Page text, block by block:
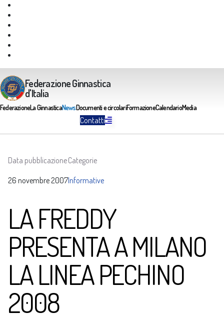
Federazione Ginnastica
d'Italia
FederazioneLa GinnasticaNewsDocumenti e circolariFormazioneCalendarioMedia
Contatti
Data pubblicazione
26 novembre 2007
Categorie
Informative
LA FREDDY
PRESENTA A MILANO
LA LINEA PECHINO
2008